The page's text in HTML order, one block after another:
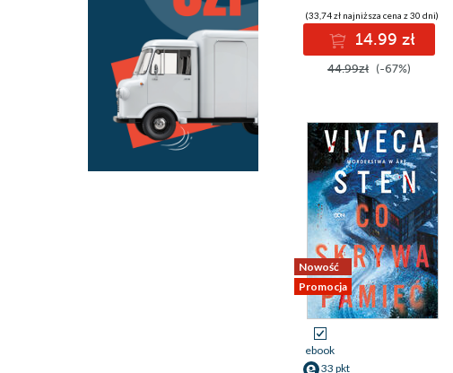
(33,74 zł najniższa cena z 30 dni)
14.99 zł
44.99zł (-67%)
Nowość
Promocja
ebook
33 pkt